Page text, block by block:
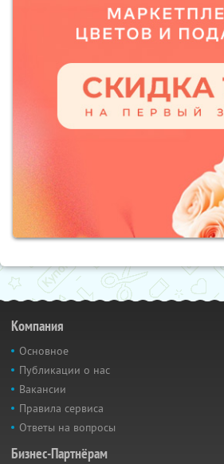
Компания
Основное
Публикации о нас
Вакансии
Правила сервиса
Ответы на вопросы
Бизнес-Партнёрам